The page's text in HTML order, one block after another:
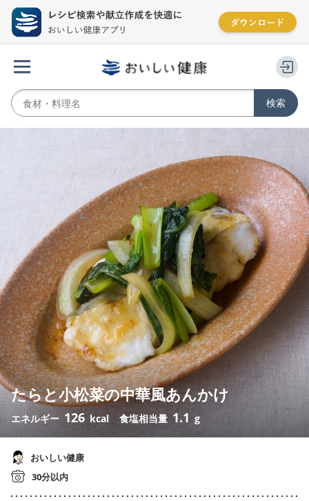
たらと小松菜の中華風あんかけ
エネルギー 126 kcal 食塩相当量 1.1 g
おいしい健康
30分以内